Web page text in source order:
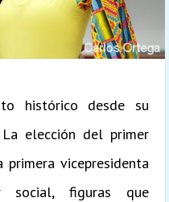
histórico desde su
elección del primer
vicepresidenta
social, figuras que